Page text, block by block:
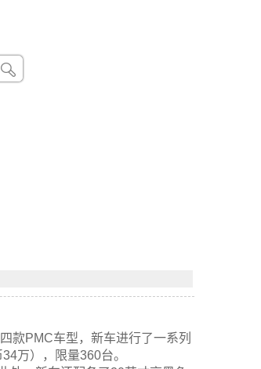
款PMC车型，新车进行了一系列
万），限量360台。